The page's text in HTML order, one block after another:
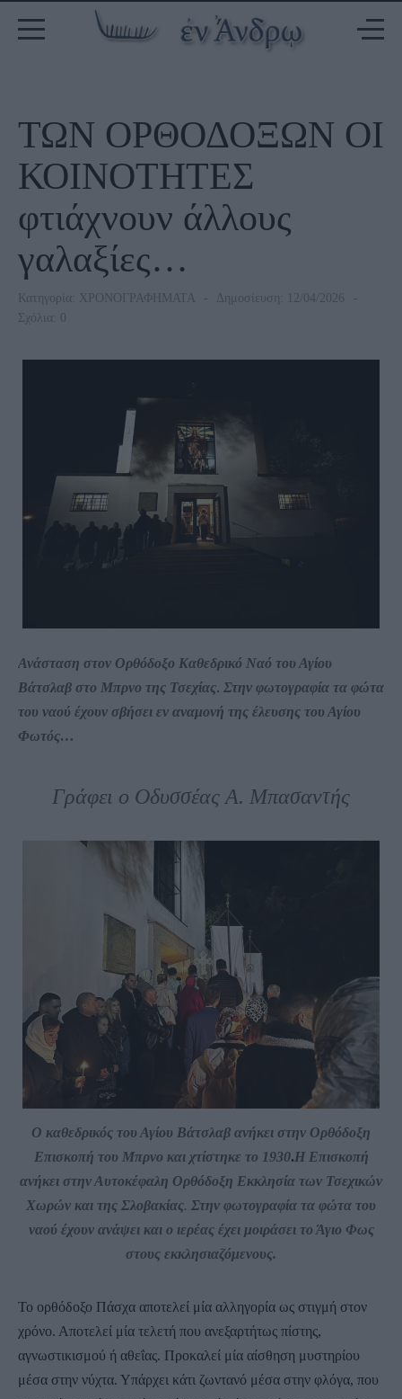
ΤΩΝ ΟΡΘΟΔΟΞΩΝ ΟΙ
ΚΟΙΝΟΤΗΤΕΣ
φτιάχνουν άλλους
γαλαξίες…
Κατηγορία: ΧΡΟΝΟΓΡΑΦΗΜΑΤΑ
Δημοσίευση: 12/04/2026
Σχόλια: 0
Ανάσταση στον Ορθόδοξο Καθεδρικό Ναό του Αγίου
Βάτσλαβ στο Μπρνο της Τσεχίας. Στην φωτογραφία τα φώτα
του ναού έχουν σβήσει εν αναμονή της έλευσης του Αγίου
Φωτός…
Γράφει ο Οδυσσέας Α. Μπασαντής
Ο καθεδρικός του Αγίου Βάτσλαβ ανήκει στην Ορθόδοξη
Επισκοπή του Μπρνο και χτίστηκε το 1930.Η Επισκοπή
ανήκει στην Αυτοκέφαλη Ορθόδοξη Εκκλησία των Τσεχικών
Χωρών και της Σλοβακίας. Στην φωτογραφία τα φώτα του
ναού έχουν ανάψει και ο ιερέας έχει μοιράσει το Άγιο Φως
στους εκκλησιαζόμενους.
Το ορθόδοξο Πάσχα αποτελεί μία αλληγορία ως στιγμή στον
χρόνο. Αποτελεί μία τελετή που ανεξαρτήτως πίστης,
αγνωστικισμού ή αθεΐας. Προκαλεί μία αίσθηση μυστηρίου
μέσα στην νύχτα. Υπάρχει κάτι ζωντανό μέσα στην φλόγα, που